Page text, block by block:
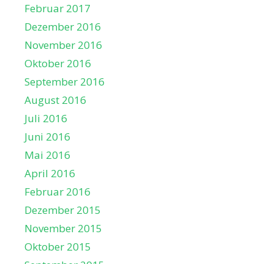
Februar 2017
Dezember 2016
November 2016
Oktober 2016
September 2016
August 2016
Juli 2016
Juni 2016
Mai 2016
April 2016
Februar 2016
Dezember 2015
November 2015
Oktober 2015